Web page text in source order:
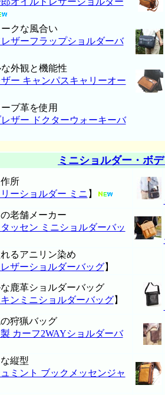
ークな風合い
ザーフラップショルダーバ
な外観と機能性
ー キャンパスキャリーオー
ーブ革を使用
ザー ドクターウォーキーバ
ミニショルダー・ボ
所
ーショルダー ミニ 】
の老舗メーカー
ッセン ミニショルダーバッ
れるアニリン染め
ザーショルダーバッグ】
な鹿革ショルダーバッグ
ンミニショルダーバッグ】
の狩猟バッグ
カーフ2WAYショルダーバ
縦型
ミント ブックメッセンジャ